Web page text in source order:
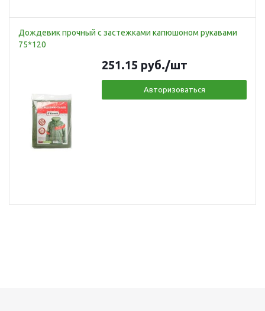
Дождевик прочный с застежками капюшоном рукавами
75*120
251.15 руб./шт
Авторизоваться